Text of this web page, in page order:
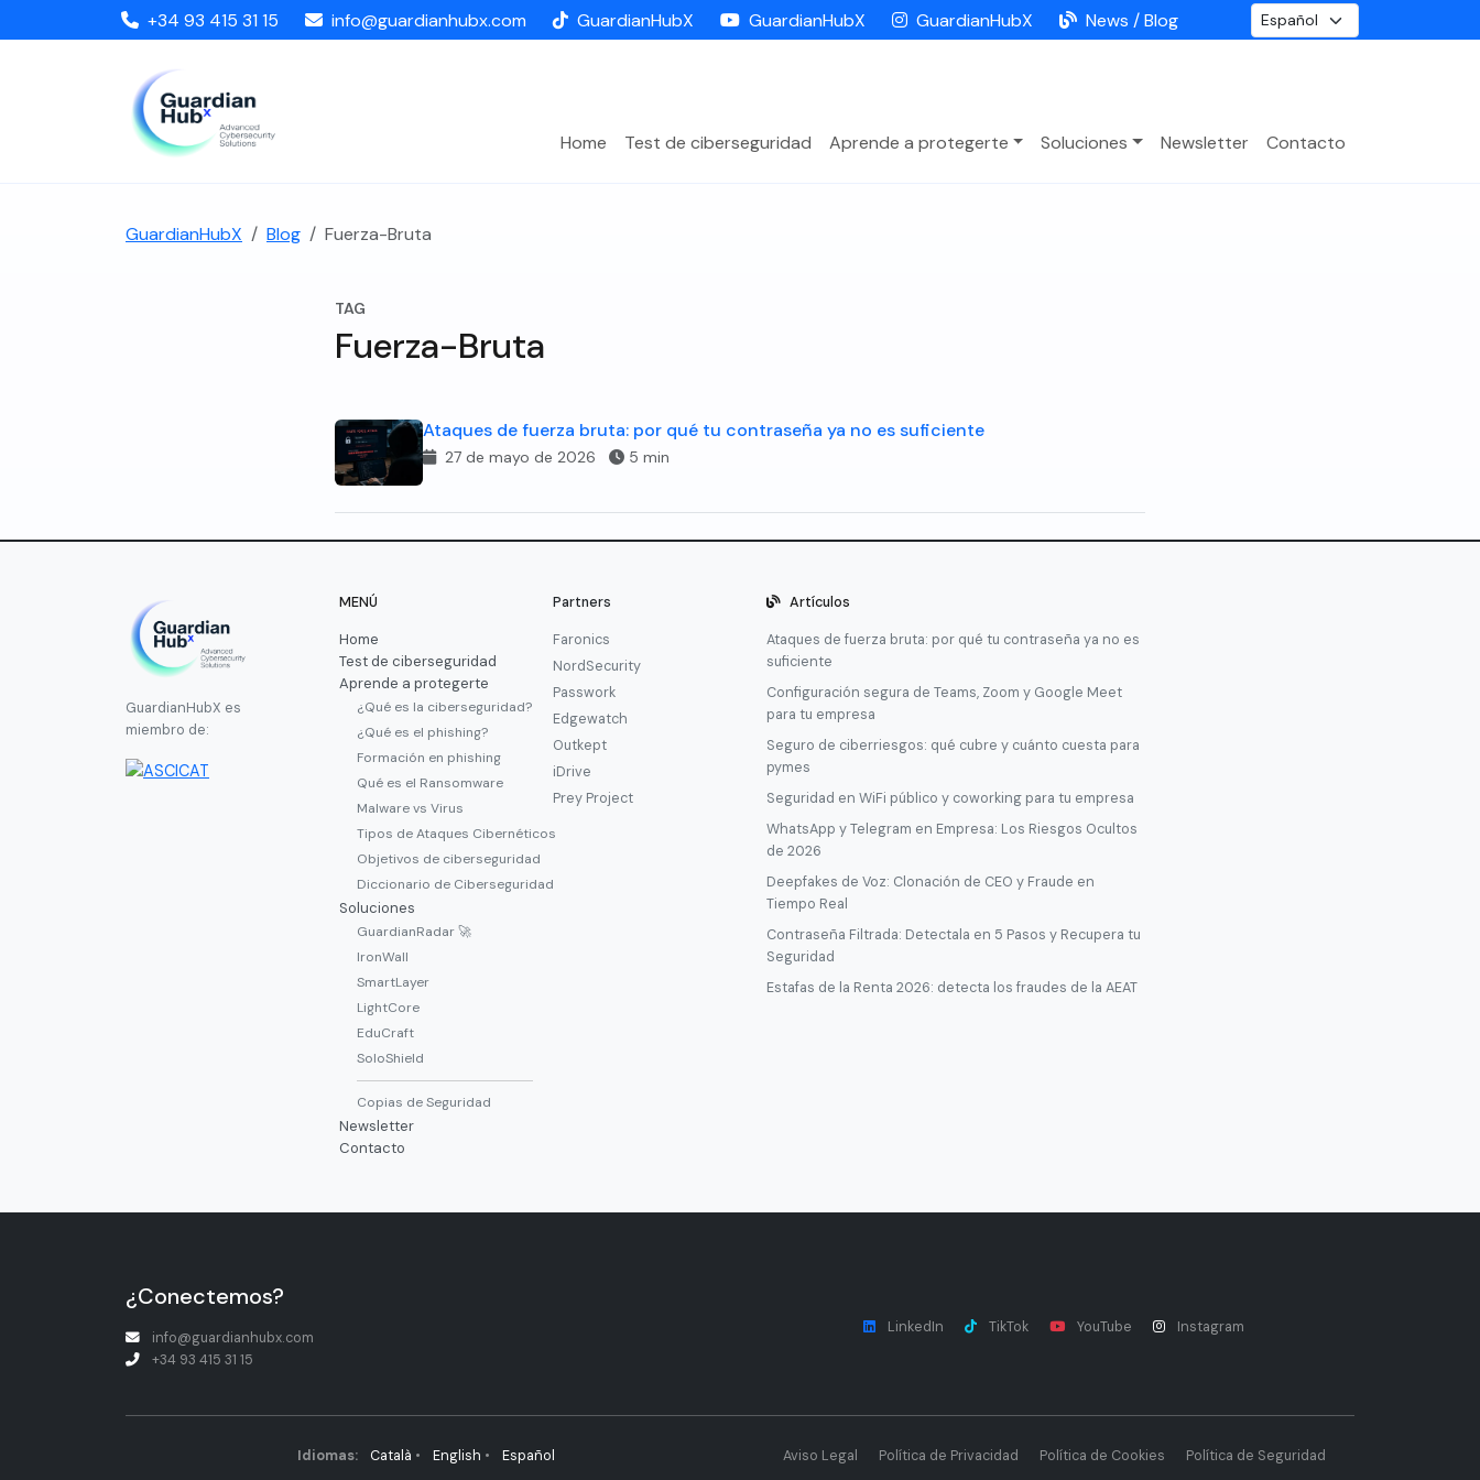
+34 93 415 31 15 info@guardianhubx.com GuardianHubX GuardianHubX GuardianHubX News / Blog
Home Test de ciberseguridad Aprende a protegerte Soluciones Newsletter Contacto
GuardianHubX Blog Fuerza-Bruta
TAG
Fuerza-Bruta
Ataques de fuerza bruta: por qué tu contraseña ya no es suficiente
27 de mayo de 2026 5 min
GuardianHubX es
miembro de:
MENÚ
Home
Test de ciberseguridad
Aprende a protegerte
¿Qué es la ciberseguridad?
¿Qué es el phishing?
Formación en phishing
Qué es el Ransomware
Malware vs Virus
Tipos de Ataques Cibernéticos
Objetivos de ciberseguridad
Diccionario de Ciberseguridad
Soluciones
GuardianRadar 🚀
IronWall
SmartLayer
LightCore
EduCraft
SoloShield
Copias de Seguridad
Newsletter
Contacto
Partners
Faronics
NordSecurity
Passwork
Edgewatch
Outkept
iDrive
Prey Project
Artículos
Ataques de fuerza bruta: por qué tu contraseña ya no es
suficiente
Configuración segura de Teams, Zoom y Google Meet
para tu empresa
Seguro de ciberriesgos: qué cubre y cuánto cuesta para
pymes
Seguridad en WiFi público y coworking para tu empresa
WhatsApp y Telegram en Empresa: Los Riesgos Ocultos
de 2026
Deepfakes de Voz: Clonación de CEO y Fraude en
Tiempo Real
Contraseña Filtrada: Detectala en 5 Pasos y Recupera tu
Seguridad
Estafas de la Renta 2026: detecta los fraudes de la AEAT
¿Conectemos?
info@guardianhubx.com
+34 93 415 31 15
LinkedIn TikTok YouTube Instagram
Idiomas: Català • English • Español Aviso Legal Política de Privacidad Política de Cookies Política de Seguridad